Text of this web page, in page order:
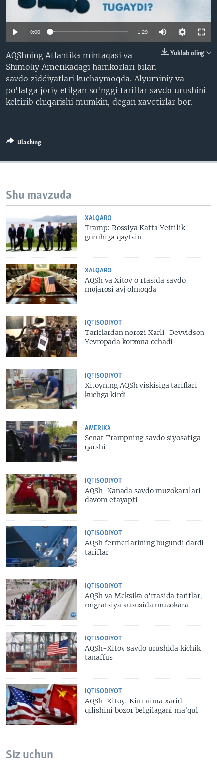
VIDEO
ODNOKLASSNIKI
TWITTER
SOUNDCLOUD
VOA
0:00 1:29
Yuklab oling
AQShning Atlantika mintaqasi va
Shimoliy Amerikadagi hamkorlari bilan
savdo ziddiyatlari kuchaymoqda. Alyuminiy va
po'latga joriy etilgan so'nggi tariflar savdo urushini
keltirib chiqarishi mumkin, degan xavotirlar bor.
Ulashing
Shu mavzuda
XALQARO
Tramp: Rossiya Katta Yettilik
guruhiga qaytsin
XALQARO
AQSh va Xitoy o'rtasida savdo
mojarosi avj olmoqda
IQTISODIYOT
Tariflardan norozi Xarli-Deyvidson
Yevropada korxona ochadi
IQTISODIYOT
Xitoyning AQSh viskisiga tariflari
kuchga kirdi
AMERIKA
Senat Trampning savdo siyosatiga
qarshi
IQTISODIYOT
AQSh-Kanada savdo muzokaralari
davom etayapti
IQTISODIYOT
AQSh fermerlarining bugundi dardi -
tariflar
IQTISODIYOT
AQSh va Meksika o'rtasida tariflar,
migratsiya xususida muzokara
IQTISODIYOT
AQSh-Xitoy savdo urushida kichik
tanaffus
IQTISODIYOT
AQSh-Xitoy: Kim nima xarid
qilishini bozor belgilagani ma’qul
Siz uchun